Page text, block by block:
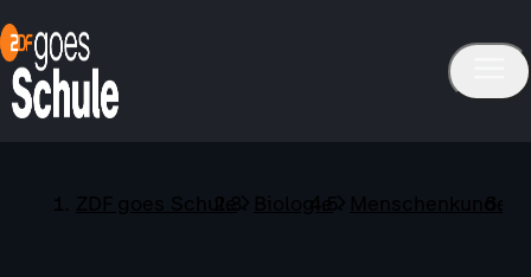
ZDF goes Schule Biologie Menschenkunde